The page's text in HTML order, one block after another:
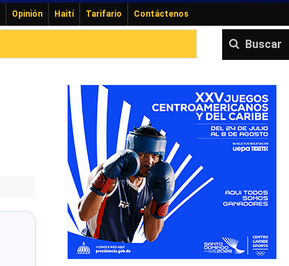
Opinión Haití Tarifario Contáctenos
Buscar